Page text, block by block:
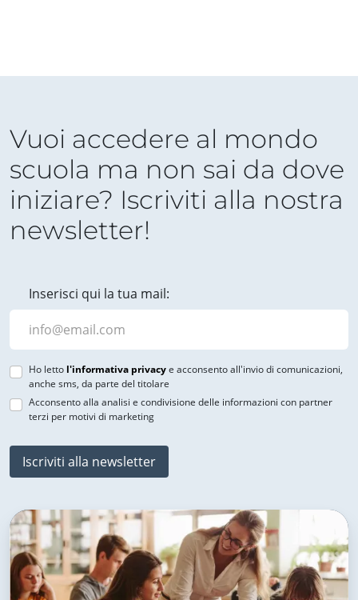
Vuoi accedere al mondo
scuola ma non sai da dove
iniziare? Iscriviti alla nostra
newsletter!
Inserisci qui la tua mail:
Ho letto l'informativa privacye acconsento all'invio di comunicazioni,
anche sms, da parte del titolare
Acconsento alla analisi e condivisione delle informazioni con partner
terzi per motivi di marketing
Iscriviti alla newsletter